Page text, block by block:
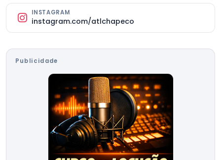
INSTAGRAM
instagram.com/atlchapeco
Publicidade